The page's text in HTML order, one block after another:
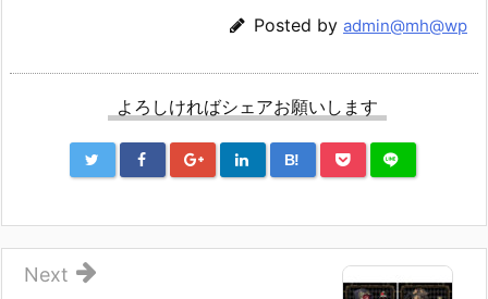
Posted by admin@mh@wp
よろしければシェアお願いします
B!
Next